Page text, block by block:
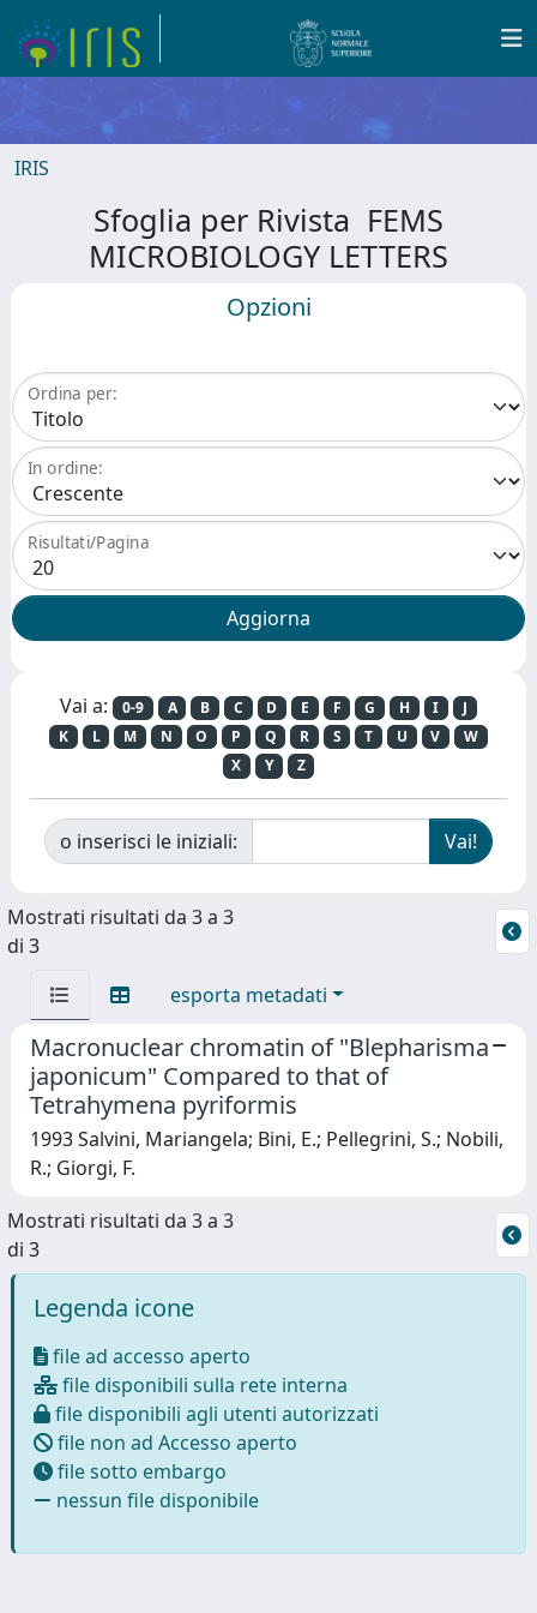
IRIS
Sfoglia per Rivista FEMS
MICROBIOLOGY LETTERS
Opzioni
Ordina per:
In ordine:
Risultati/Pagina
Vai a: 0-9 A B C D E F G H I
J
K
L M N O P Q R S T U V
W
X
Y Z
o inserisci le iniziali:
Mostrati risultati da 3 a 3
di 3
esporta metadati
Macronuclear chromatin of "Blepharisma
japonicum" Compared to that of
Tetrahymena pyriformis
1993 Salvini, Mariangela; Bini, E.; Pellegrini, S.; Nobili,
R.; Giorgi, F.
Mostrati risultati da 3 a 3
di 3
Legenda icone
file ad accesso aperto
file disponibili sulla rete interna
file disponibili agli utenti autorizzati
file non ad Accesso aperto
file sotto embargo
nessun file disponibile